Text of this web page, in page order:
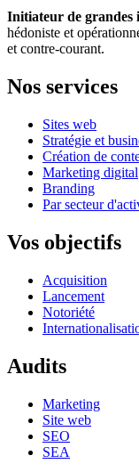
Initiateur de grandes
hédoniste et
et contre-courant.
Nos services
Sites web
Stratégie et
Création de
Marketing digital
Branding
Par secteur
Vos objectifs
Acquisition
Lancement
Notoriété
Audits
Marketing
Site web
SEO
SEA